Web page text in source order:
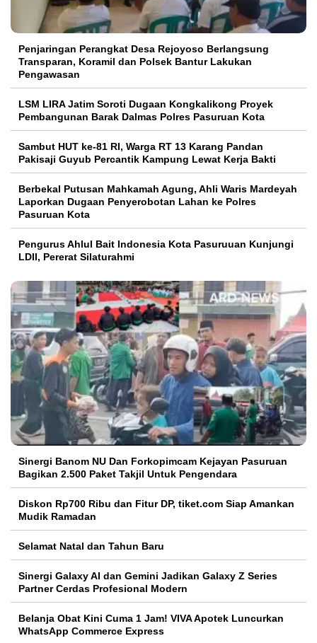
Penjaringan Perangkat Desa Rejoyoso Berlangsung
Transparan, Koramil dan Polsek Bantur Lakukan
Pengawasan
LSM LIRA Jatim Soroti Dugaan Kongkalikong Proyek
Pembangunan Barak Dalmas Polres Pasuruan Kota
Sambut HUT ke-81 RI, Warga RT 13 Karang Pandan
Pakisaji Guyub Percantik Kampung Lewat Kerja Bakti
Berbekal Putusan Mahkamah Agung, Ahli Waris Mardeyah
Laporkan Dugaan Penyerobotan Lahan ke Polres
Pasuruan Kota
Pengurus Ahlul Bait Indonesia Kota Pasuruuan Kunjungi
LDII, Pererat Silaturahmi
Sinergi Banom NU Dan Forkopimcam Kejayan Pasuruan
Bagikan 2.500 Paket Takjil Untuk Pengendara
Diskon Rp700 Ribu dan Fitur DP, tiket.com Siap Amankan
Mudik Ramadan
Selamat Natal dan Tahun Baru
Sinergi Galaxy AI dan Gemini Jadikan Galaxy Z Series
Partner Cerdas Profesional Modern
Belanja Obat Kini Cuma 1 Jam! VIVA Apotek Luncurkan
WhatsApp Commerce Express